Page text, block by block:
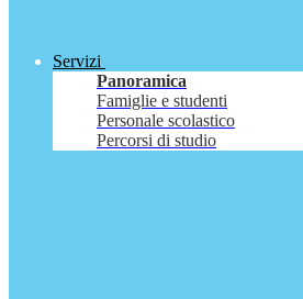
Servizi
Panoramica
Famiglie e studenti
Personale scolastico
Percorsi di studio